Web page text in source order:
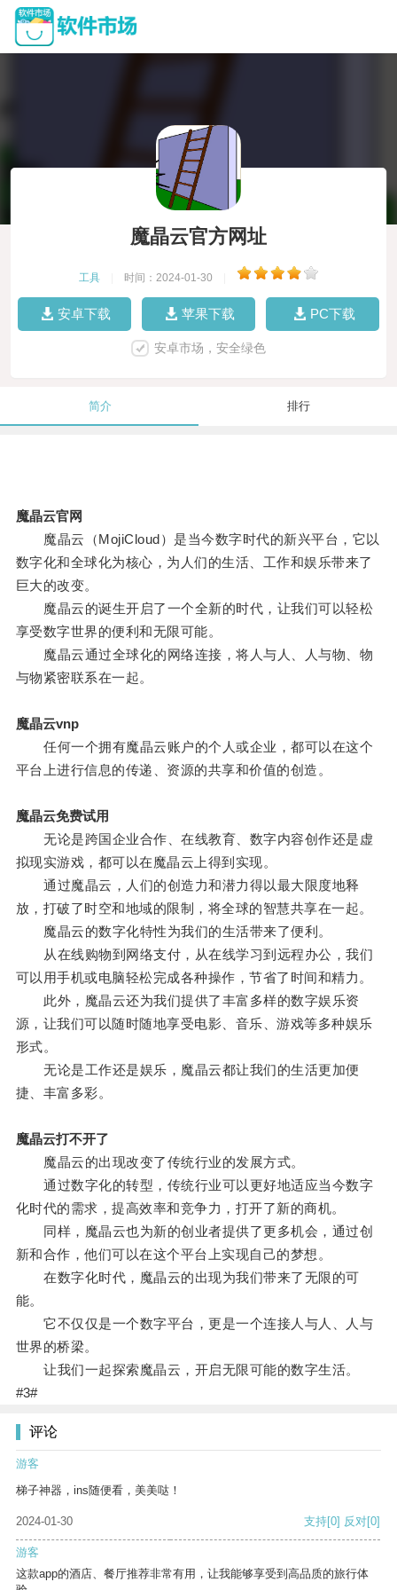
魔晶云官方网址
工具 时间：2024-01-30
安卓下载 苹果下载 PC下载
安卓市场，安全绿色
简介 排行
魔晶云官网
魔晶云（MojiCloud）是当今数字时代的新兴平台，它以
数字化和全球化为核心，为人们的生活、工作和娱乐带来了
巨大的改变。
魔晶云的诞生开启了一个全新的时代，让我们可以轻松
享受数字世界的便利和无限可能。
魔晶云通过全球化的网络连接，将人与人、人与物、物
与物紧密联系在一起。
魔晶云vnp
任何一个拥有魔晶云账户的个人或企业，都可以在这个
平台上进行信息的传递、资源的共享和价值的创造。
魔晶云免费试用
无论是跨国企业合作、在线教育、数字内容创作还是虚
拟现实游戏，都可以在魔晶云上得到实现。
通过魔晶云，人们的创造力和潜力得以最大限度地释
放，打破了时空和地域的限制，将全球的智慧共享在一起。
魔晶云的数字化特性为我们的生活带来了便利。
从在线购物到网络支付，从在线学习到远程办公，我们
可以用手机或电脑轻松完成各种操作，节省了时间和精力。
此外，魔晶云还为我们提供了丰富多样的数字娱乐资
源，让我们可以随时随地享受电影、音乐、游戏等多种娱乐
形式。
无论是工作还是娱乐，魔晶云都让我们的生活更加便
捷、丰富多彩。
魔晶云打不开了
魔晶云的出现改变了传统行业的发展方式。
通过数字化的转型，传统行业可以更好地适应当今数字
化时代的需求，提高效率和竞争力，打开了新的商机。
同样，魔晶云也为新的创业者提供了更多机会，通过创
新和合作，他们可以在这个平台上实现自己的梦想。
在数字化时代，魔晶云的出现为我们带来了无限的可
能。
它不仅仅是一个数字平台，更是一个连接人与人、人与
世界的桥梁。
让我们一起探索魔晶云，开启无限可能的数字生活。
#3#
评论
游客
梯子神器，ins随便看，美美哒！
2024-01-30 支持[0] 反对[0]
游客
这款app的酒店、餐厅推荐非常有用，让我能够享受到高品质的旅行体